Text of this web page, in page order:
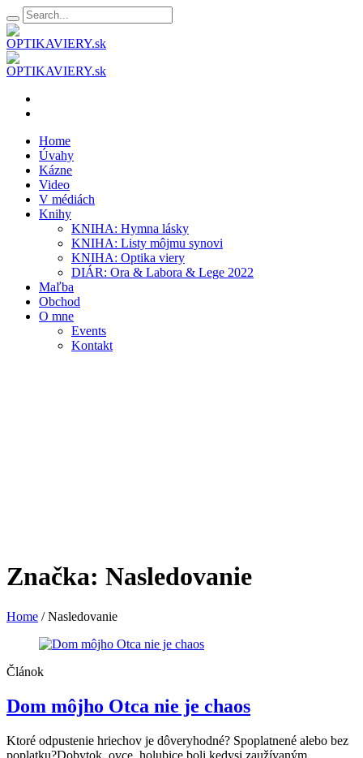
Home
Úvahy
Kázne
Video
V médiách
Knihy
KNIHA: Hymna lásky
KNIHA: Listy môjmu synovi
KNIHA: Optika viery
DIÁR: Ora & Labora & Lege 2022
Maľba
Obchod
O mne
Events
Kontakt
Značka: Nasledovanie
Home /Nasledovanie
Článok
Dom môjho Otca nie je chaos
Ktoré odpustenie hriechov je dôveryhodné? Spoplatnené alebo bez
poplatku?Dobytok, ovce, holubice boli kedysi zaužívaným